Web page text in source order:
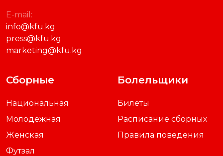
E-mail:
info@kfu.kg
press@kfu.kg
marketing@kfu.kg
Сборные
Национальная
Молодежная
Женская
Футзал
Болельщики
Билеты
Расписание сборных
Правила поведения